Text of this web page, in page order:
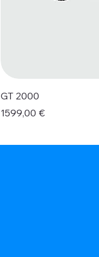
GT 2000
Prezzo
1599,00 €